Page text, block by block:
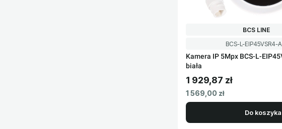
Kod produktu
BCS-L-EIP45VSR4-
Kamera IP 5Mpx BCS-L-
biała
PRODUCENT
BCS LINE
Cena brutto
1 929,87 zł
Cena netto
1 569,00 zł
Do koszyka